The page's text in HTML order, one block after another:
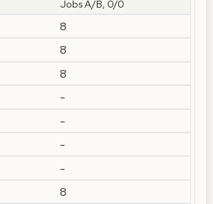
Jobs A/B, 0/0
8
8
8
-
-
-
-
8